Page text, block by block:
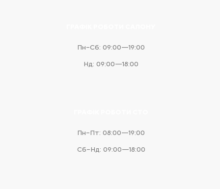
Пн–Сб: 09:00—19:00
Нд: 09:00—18:00
Пн–Пт: 08:00—19:00
Сб–Нд: 09:00—18:00